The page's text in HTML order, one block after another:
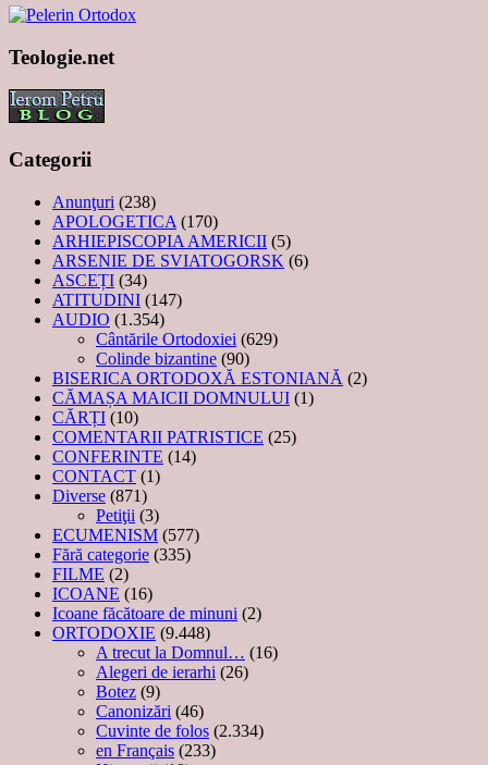
Teologie.net
Categorii
Anunţuri (238)
APOLOGETICA (170)
ARHIEPISCOPIA AMERICII (5)
ARSENIE DE SVIATOGORSK (6)
ASCEȚI (34)
ATITUDINI (147)
AUDIO (1.354)
Cântările Ortodoxiei (629)
Colinde bizantine (90)
BISERICA ORTODOXĂ ESTONIANĂ (2)
CĂMAȘA MAICII DOMNULUI (1)
CĂRȚI (10)
COMENTARII PATRISTICE (25)
CONFERINTE (14)
CONTACT (1)
Diverse (871)
Petiţii (3)
ECUMENISM (577)
Fără categorie (335)
FILME (2)
ICOANE (16)
Icoane făcătoare de minuni (2)
ORTODOXIE (9.448)
A trecut la Domnul… (16)
Alegeri de ierarhi (26)
Botez (9)
Canonizări (46)
Cuvinte de folos (2.334)
en Français (233)